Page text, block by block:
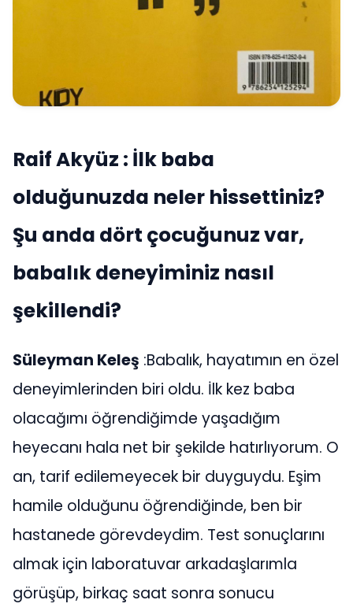
Raif Akyüz : İlk baba
olduğunuzda neler hissettiniz?
Şu anda dört çocuğunuz var,
babalık deneyiminiz nasıl
şekillendi?
Süleyman Keleş :Babalık, hayatımın en özel
deneyimlerinden biri oldu. İlk kez baba
olacağımı öğrendiğimde yaşadığım
heyecanı hala net bir şekilde hatırlıyorum. O
an, tarif edilemeyecek bir duyguydu. Eşim
hamile olduğunu öğrendiğinde, ben bir
hastanede görevdeydim. Test sonuçlarını
almak için laboratuvar arkadaşlarımla
görüşüp, birkaç saat sonra sonucu